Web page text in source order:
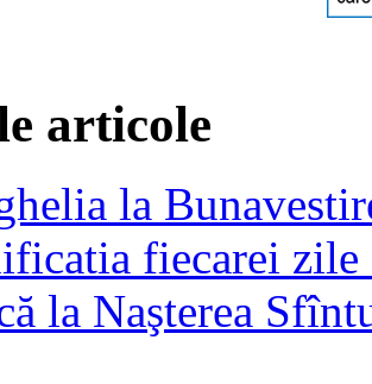
articole
la
fiecarei
la Naşterea